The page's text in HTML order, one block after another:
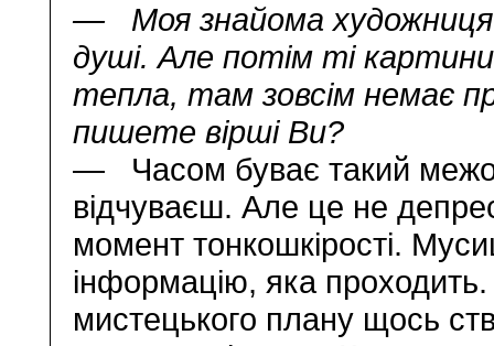
— Моя знайома художниця
душі. Але потім ті
тепла, там зовсім немає
пишете вірші Ви?
— Часом буває такий
відчуваєш. Але це не
момент тонкошкірості.
інформацію, яка
мистецького плану щось